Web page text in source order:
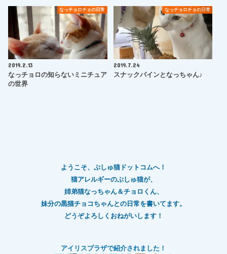
なっチョロチョの日常
2019.2.13
なっチョロの知らないミニチュア
の世界
なっチョロチョの日常
2019.7.24
スナックパインとなっちゃん♪
ようこそ、ぷしゅ猫ドットコムへ！
猫アレルギーのぷしゅ猫が、
姉弟猫なっちゃん＆チョロくん、
妹分の黒猫チョコちゃんとの日常を書いてます。
どうぞよろしくおねがいします！
アイリスプラザで紹介されました！